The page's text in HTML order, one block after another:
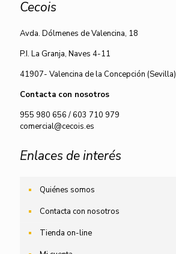
Cecois
Avda. Dólmenes de Valencina, 18
P.I. La Granja, Naves 4-11
41907- Valencina de la Concepción (Sevilla)
Contacta con nosotros
955 980 656/603 710 979
comercial@cecois.es
Enlaces de interés
Quiénes somos
Contacta con nosotros
Tienda on-line